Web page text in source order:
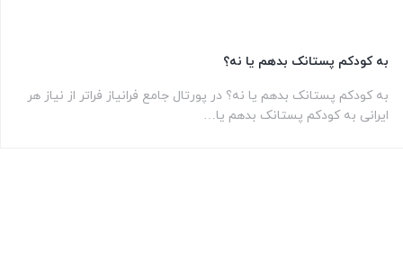
به کودکم پستانک بدهم یا نه؟
به کودکم پستانک بدهم یا نه؟ در پورتال جامع فرانیاز فراتر از نیاز هر
ایرانی به کودکم پستانک بدهم یا…